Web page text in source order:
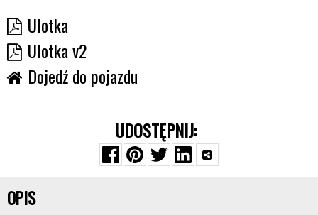
Ulotka
Ulotka v2
Dojedź do pojazdu
UDOSTĘPNIJ:
OPIS